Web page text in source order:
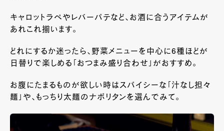
キャロットラペやレバーパテなど、お酒に合うアイテムが
あれこれ揃います。
どれにするか迷ったら、野菜メニューを中心に6種ほどが
日替りで楽しめる「おつまみ盛り合わせ」がおすすめ。
お腹にたまるものが欲しい時はスパイシーな「汁なし担々
麺」や、もっちり太麺のナポリタンを選んでみて。